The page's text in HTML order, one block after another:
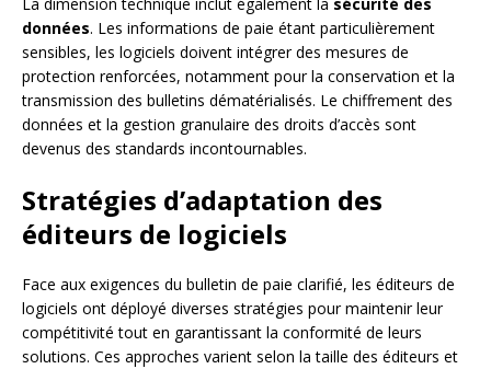
La dimension technique inclut également la sécurité des
données. Les informations de paie étant particulièrement
sensibles, les logiciels doivent intégrer des mesures de
protection renforcées, notamment pour la conservation et la
transmission des bulletins dématérialisés. Le chiffrement des
données et la gestion granulaire des droits d’accès sont
devenus des standards incontournables.
Stratégies d’adaptation des
éditeurs de logiciels
Face aux exigences du bulletin de paie clarifié, les éditeurs de
logiciels ont déployé diverses stratégies pour maintenir leur
compétitivité tout en garantissant la conformité de leurs
solutions. Ces approches varient selon la taille des éditeurs et